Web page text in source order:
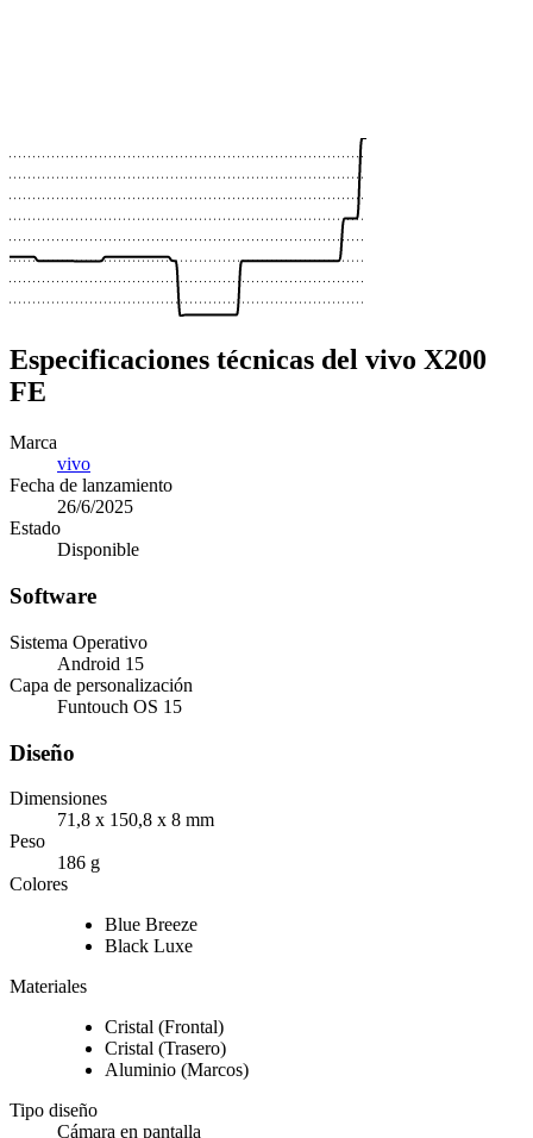
Especificaciones técnicas del vivo X200
FE
Marca
vivo
Fecha de lanzamiento
26/6/2025
Estado
Disponible
Software
Sistema Operativo
Android 15
Capa de personalización
Funtouch OS 15
Diseño
Dimensiones
71,8 x 150,8 x 8 mm
Peso
186 g
Colores
Blue Breeze
Black Luxe
Materiales
Cristal (Frontal)
Cristal (Trasero)
Aluminio (Marcos)
Tipo diseño
Cámara en pantalla